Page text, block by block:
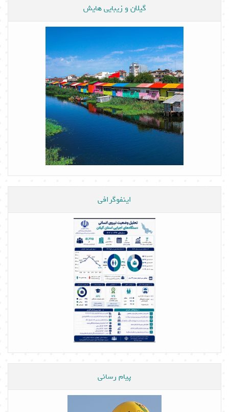
گیلان و زیبایی هایش
اینفوگرافی
پیام رسانی